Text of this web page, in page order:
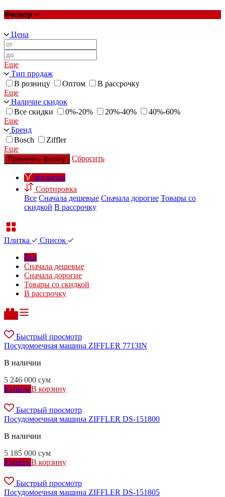
Фильтр
Цена
Еще
Тип продаж
В розницу
Оптом
В рассрочку
Еще
Наличие скидок
Все скидки
0%-20% 20%-40%
40%-60%
Еще
Бренд
Bosch
Ziffler
Еще
Применить фильтр Сбросить
Фильтры
Сортировка
Все Сначала дешевые Сначала дорогие Товары со
скидкой В рассрочку
Плитка
Список
Все
Сначала дешевые
Сначала дорогие
Товары со скидкой
В рассрочку
Быстрый просмотр
Посудомоечная машина ZIFFLER 7713IN
В наличии
5 246 000 сум
Купить В корзину
Быстрый просмотр
Посудомоечная машина ZIFFLER DS-151800
В наличии
5 185 000 сум
Купить В корзину
Быстрый просмотр
Посудомоечная машина ZIFFLER DS-151805